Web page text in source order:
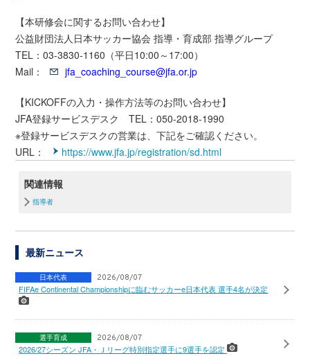
【本研修会に関するお問い合わせ】
公益財団法人日本サッカー協会 指導・育成部 指導グループ
TEL：03-3830-1160（平日10:00～17:00）
Mail：
jfa_coaching_course@jfa.or.jp
【KICKOFFの入力・操作方法等のお問い合わせ】
JFA登録サービスデスク TEL：050-2018-1990
※登録サービスデスクの営業は、下記をご確認ください。
URL：
https://www.jfa.jp/registration/sd.html
関連情報
指導者
最新ニュース
日本代表 2026/08/07
FIFAe Continental Championshipに臨むサッカーe日本代表 選手4名が決定
選手育成 2026/08/07
2026/27シーズン JFA・Ｊリーグ特別指定選手に9選手を認定